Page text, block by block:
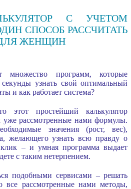
С УЧЕТОМ
СПОСОБ РАССЧИТАТЬ
ЖЕНЩИН
множество программ, которые
узнать свой оптимальный
и как работает система?
этот простейший калькулятор
уже рассмотренные нами формулы.
значения (рост, вес),
желающего узнать всю правду о
– и умная программа выдает
с таким нетерпением.
подобными сервисами – решать
рассмотренные нами методы,